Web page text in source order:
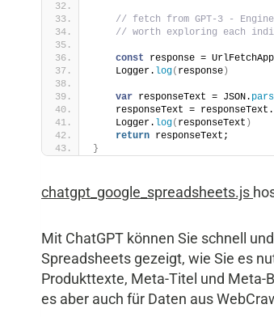
// fetch from GPT-3 -
// worth exploring each
const response =
    Logger.
log( response)
var responseText = JSON.
    responseText = responseText.
    Logger.
log( responseText )
return responseText;
}
chatgpt_google_spreadsheets.js
Mit ChatGPT können Sie schnell
Spreadsheets gezeigt, wie Sie es
Produkttexte, Meta-Titel und Meta-
es aber auch für Daten aus